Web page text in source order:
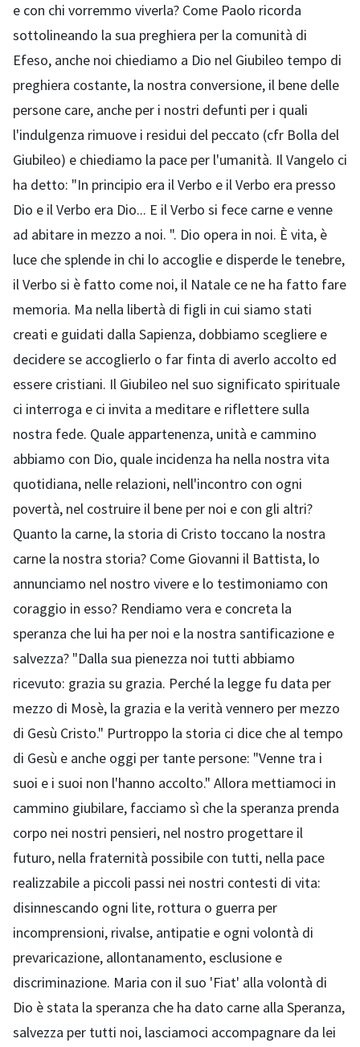
e con chi vorremmo viverla? Come Paolo ricorda
sottolineando la sua preghiera per la comunità di
Efeso, anche noi chiediamo a Dio nel Giubileo tempo di
preghiera costante, la nostra conversione, il bene delle
persone care, anche per i nostri defunti per i quali
l'indulgenza rimuove i residui del peccato (cfr Bolla del
Giubileo) e chiediamo la pace per l'umanità. Il Vangelo ci
ha detto: "In principio era il Verbo e il Verbo era presso
Dio e il Verbo era Dio... E il Verbo si fece carne e venne
ad abitare in mezzo a noi. ". Dio opera in noi. È vita, è
luce che splende in chi lo accoglie e disperde le tenebre,
il Verbo si è fatto come noi, il Natale ce ne ha fatto fare
memoria. Ma nella libertà di figli in cui siamo stati
creati e guidati dalla Sapienza, dobbiamo scegliere e
decidere se accoglierlo o far finta di averlo accolto ed
essere cristiani. Il Giubileo nel suo significato spirituale
ci interroga e ci invita a meditare e riflettere sulla
nostra fede. Quale appartenenza, unità e cammino
abbiamo con Dio, quale incidenza ha nella nostra vita
quotidiana, nelle relazioni, nell'incontro con ogni
povertà, nel costruire il bene per noi e con gli altri?
Quanto la carne, la storia di Cristo toccano la nostra
carne la nostra storia? Come Giovanni il Battista, lo
annunciamo nel nostro vivere e lo testimoniamo con
coraggio in esso? Rendiamo vera e concreta la
speranza che lui ha per noi e la nostra santificazione e
salvezza? "Dalla sua pienezza noi tutti abbiamo
ricevuto: grazia su grazia. Perché la legge fu data per
mezzo di Mosè, la grazia e la verità vennero per mezzo
di Gesù Cristo." Purtroppo la storia ci dice che al tempo
di Gesù e anche oggi per tante persone: "Venne tra i
suoi e i suoi non l'hanno accolto." Allora mettiamoci in
cammino giubilare, facciamo sì che la speranza prenda
corpo nei nostri pensieri, nel nostro progettare il
futuro, nella fraternità possibile con tutti, nella pace
realizzabile a piccoli passi nei nostri contesti di vita:
disinnescando ogni lite, rottura o guerra per
incomprensioni, rivalse, antipatie e ogni volontà di
prevaricazione, allontanamento, esclusione e
discriminazione. Maria con il suo 'Fiat' alla volontà di
Dio è stata la speranza che ha dato carne alla Speranza,
salvezza per tutti noi, lasciamoci accompagnare da lei